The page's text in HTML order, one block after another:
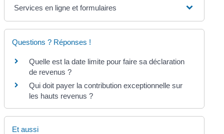
Services en ligne et formulaires
Questions ? Réponses !
Quelle est la date limite pour faire sa déclaration
de revenus ?
Qui doit payer la contribution exceptionnelle sur
les hauts revenus ?
Et aussi